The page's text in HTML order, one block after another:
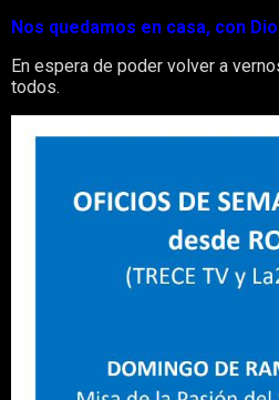
Nos quedamos en casa, con
En espera de poder volver a
todos.